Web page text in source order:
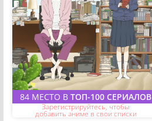
84 МЕСТО В ТОП-100 СЕРИАЛОВ
Зарегистрируйтесь, чтобы
добавить аниме в свои списки